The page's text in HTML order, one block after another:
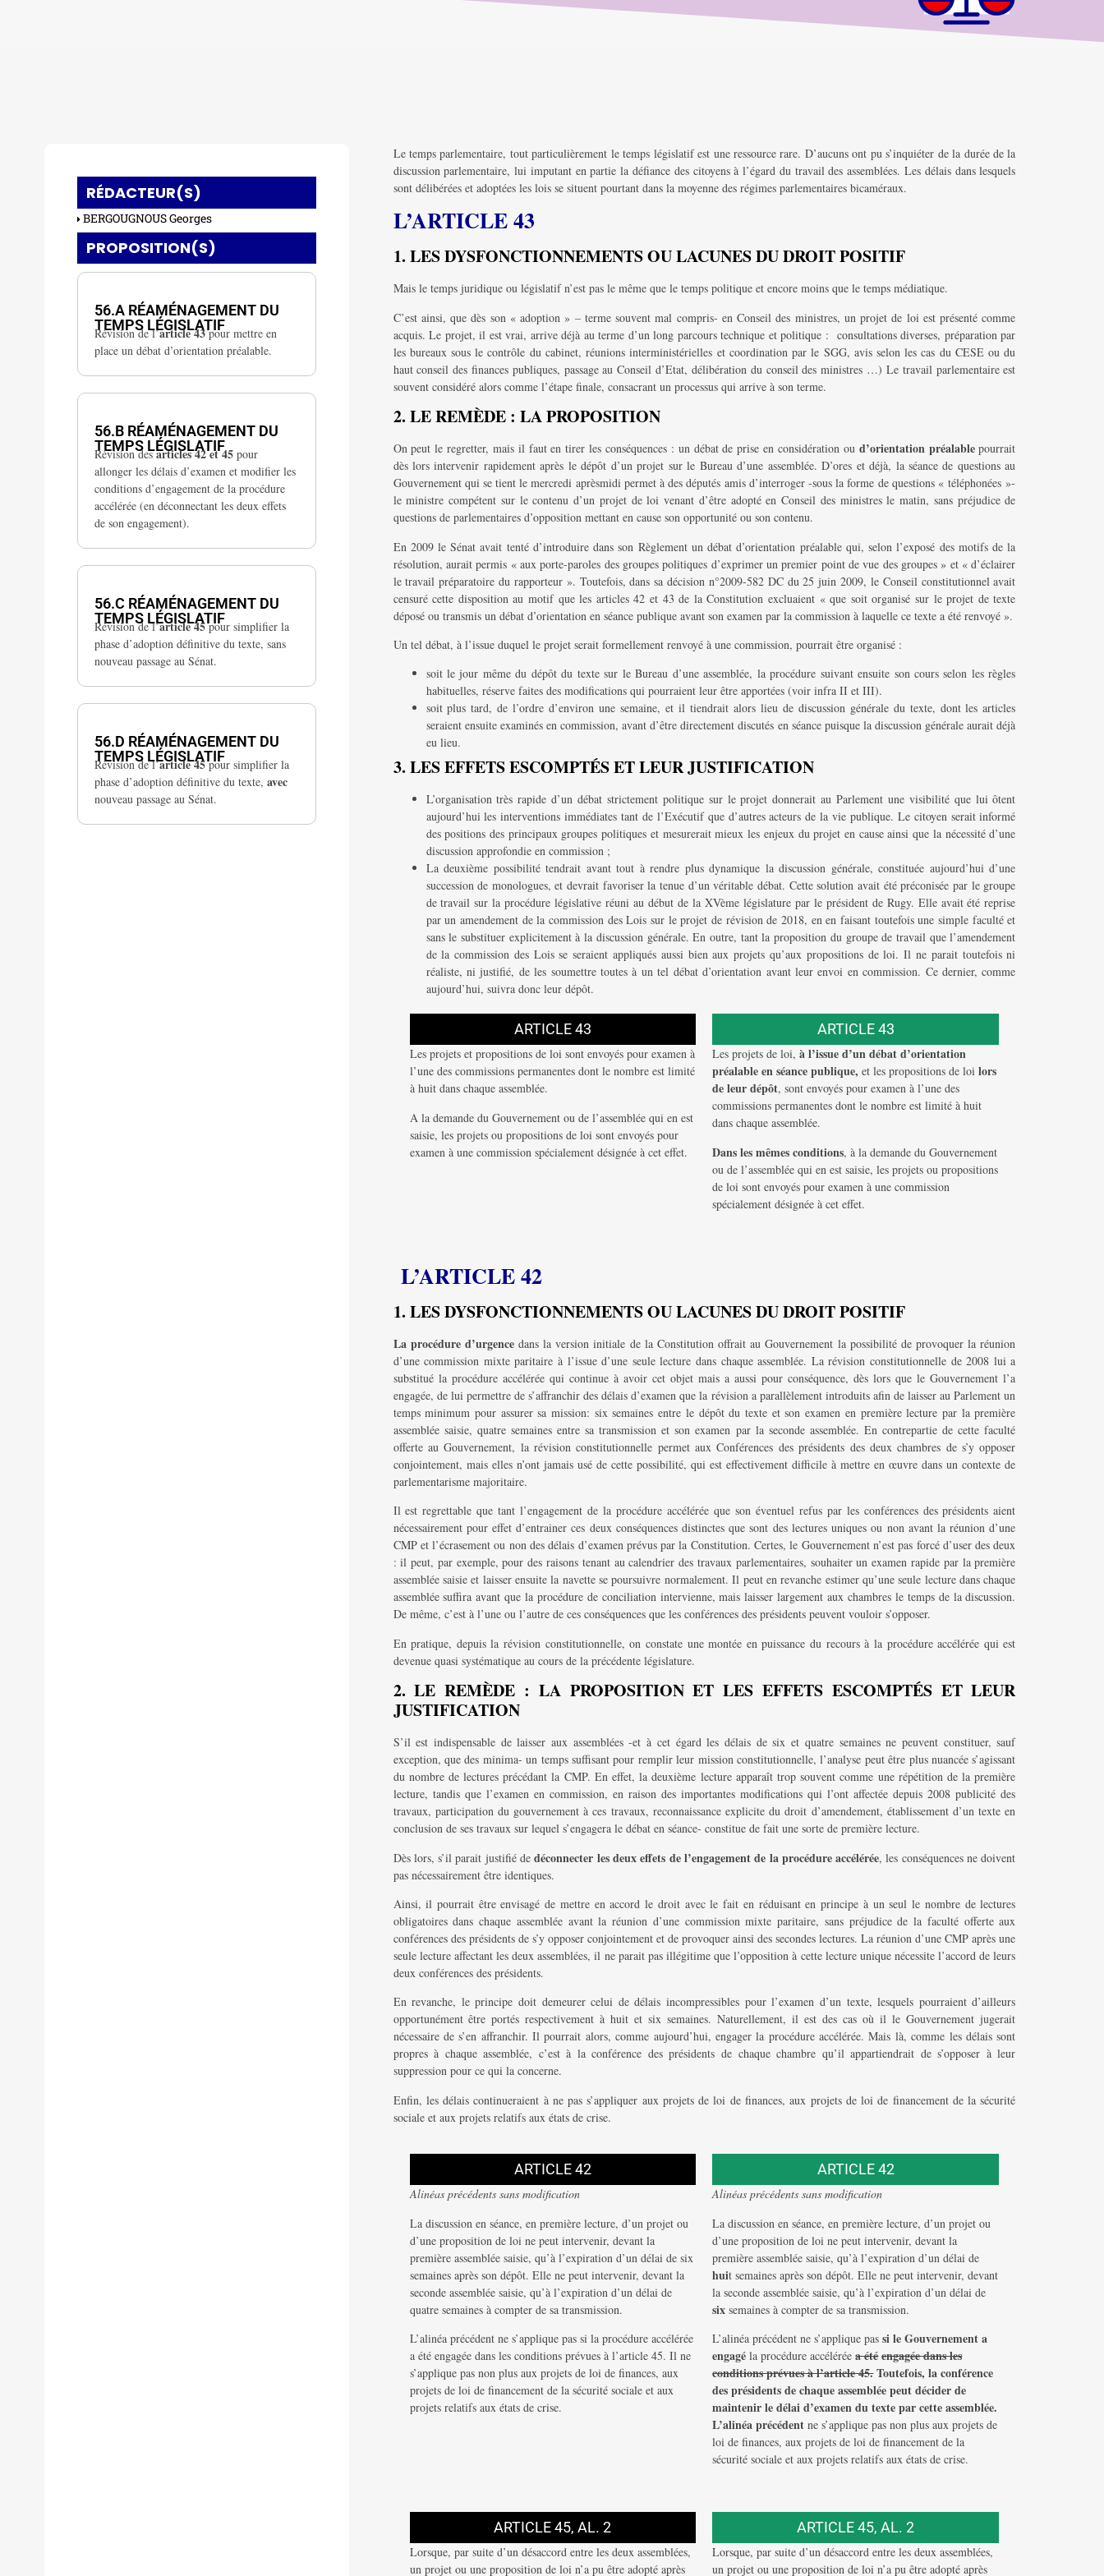
RÉDACTEUR(S)
BERGOUGNOUS Georges
PROPOSITION(S)
56.A RÉAMÉNAGEMENT DU
TEMPS LÉGISLATIF
Révision de l’article 43pour mettre en
place un débat d’orientation préalable.
56.B RÉAMÉNAGEMENT DU
TEMPS LÉGISLATIF
Révision desarticles 42 et 45pour
allonger les délais d’examen et modifier les
conditions d’engagement de la procédure
accélérée (en déconnectant les deux effets
de son engagement).
56.C RÉAMÉNAGEMENT DU
TEMPS LÉGISLATIF
Révision de l’article 45pour simplifier la
phase d’adoption définitive du texte, sans
nouveau passage au Sénat.
56.D RÉAMÉNAGEMENT DU
TEMPS LÉGISLATIF
Révision de l’article 45pour simplifier la
phase d’adoption définitive du texte, avec
nouveau passage au Sénat.
Le temps parlementaire, tout particulièrement le temps législatif est une ressource rare. D’aucuns ont pu s’inquiéter de la durée de la
discussion parlementaire, lui imputant en partie la défiance des citoyens à l’égard du travail des assemblées. Les délais dans lesquels
sont délibérées et adoptées les lois se situent pourtant dans la moyenne des régimes parlementaires bicaméraux.
L’ARTICLE 43
1. LES DYSFONCTIONNEMENTS OU LACUNES DU DROIT POSITIF
Mais le temps juridique ou législatif n’est pas le même que le temps politique et encore moins que le temps médiatique.
C’est ainsi, que dès son « adoption » – terme souvent mal compris- en Conseil des ministres, un projet de loi est présenté comme
acquis. Le projet, il est vrai, arrive déjà au terme d’un long parcours technique et politique : consultations diverses, préparation par
les bureaux sous le contrôle du cabinet, réunions interministérielles et coordination par le SGG, avis selon les cas du CESE ou du
haut conseil des finances publiques, passage au Conseil d’Etat, délibération du conseil des ministres …) Le travail parlementaire est
souvent considéré alors comme l’étape finale, consacrant un processus qui arrive à son terme.
2. LE REMÈDE : LA PROPOSITION
On peut le regretter, mais il faut en tirer les conséquences : un débat de prise en considération oud’orientation préalablepourrait
dès lors intervenir rapidement après le dépôt d’un projet sur le Bureau d’une assemblée. D’ores et déjà, la séance de questions au
Gouvernement qui se tient le mercredi aprèsmidi permet à des députés amis d’interroger -sous la forme de questions « téléphonées »-
le ministre compétent sur le contenu d’un projet de loi venant d’être adopté en Conseil des ministres le matin, sans préjudice de
questions de parlementaires d’opposition mettant en cause son opportunité ou son contenu.
En 2009 le Sénat avait tenté d’introduire dans son Règlement un débat d’orientation préalable qui, selon l’exposé des motifs de la
résolution, aurait permis « aux porte-paroles des groupes politiques d’exprimer un premier point de vue des groupes » et « d’éclairer
le travail préparatoire du rapporteur ». Toutefois, dans sa décision n°2009-582 DC du 25 juin 2009, le Conseil constitutionnel avait
censuré cette disposition au motif que les articles 42 et 43 de la Constitution excluaient « que soit organisé sur le projet de texte
déposé ou transmis un débat d’orientation en séance publique avant son examen par la commission à laquelle ce texte a été renvoyé ».
Un tel débat, à l’issue duquel le projet serait formellement renvoyé à une commission, pourrait être organisé :
soit le jour même du dépôt du texte sur le Bureau d’une assemblée, la procédure suivant ensuite son cours selon les règles
habituelles, réserve faites des modifications qui pourraient leur être apportées (voir infra II et III).
soit plus tard, de l’ordre d’environ une semaine, et il tiendrait alors lieu de discussion générale du texte, dont les articles
seraient ensuite examinés en commission, avant d’être directement discutés en séance puisque la discussion générale aurait déjà
eu lieu.
3. LES EFFETS ESCOMPTÉS ET LEUR JUSTIFICATION
L’organisation très rapide d’un débat strictement politique sur le projet donnerait au Parlement une visibilité que lui ôtent
aujourd’hui les interventions immédiates tant de l’Exécutif que d’autres acteurs de la vie publique. Le citoyen serait informé
des positions des principaux groupes politiques et mesurerait mieux les enjeux du projet en cause ainsi que la nécessité d’une
discussion approfondie en commission ;
La deuxième possibilité tendrait avant tout à rendre plus dynamique la discussion générale, constituée aujourd’hui d’une
succession de monologues, et devrait favoriser la tenue d’un véritable débat. Cette solution avait été préconisée par le groupe
de travail sur la procédure législative réuni au début de la XVème législature par le président de Rugy. Elle avait été reprise
par un amendement de la commission des Lois sur le projet de révision de 2018, en en faisant toutefois une simple faculté et
sans le substituer explicitement à la discussion générale. En outre, tant la proposition du groupe de travail que l’amendement
de la commission des Lois se seraient appliqués aussi bien aux projets qu’aux propositions de loi. Il ne parait toutefois ni
réaliste, ni justifié, de les soumettre toutes à un tel débat d’orientation avant leur envoi en commission. Ce dernier, comme
aujourd’hui, suivra donc leur dépôt.
ARTICLE 43
Les projets et propositions de loi sont envoyés pour examen à
l’une des commissions permanentes dont le nombre est limité
à huit dans chaque assemblée.
A la demande du Gouvernement ou de l’assemblée qui en est
saisie, les projets ou propositions de loi sont envoyés pour
examen à une commission spécialement désignée à cet effet.
ARTICLE 43
Les projets de loi, à l’issue d’un débat d’orientation
préalable en séance publique, et les propositions de loilors
de leur dépôt, sont envoyés pour examen à l’une des
commissions permanentes dont le nombre est limité à huit
dans chaque assemblée.
Dans les mêmes conditions, à la demande du Gouvernement
ou de l’assemblée qui en est saisie, les projets ou propositions
de loi sont envoyés pour examen à une commission
spécialement désignée à cet effet.
L’ARTICLE 42
1. LES DYSFONCTIONNEMENTS OU LACUNES DU DROIT POSITIF
La procédure d’urgencedans la version initiale de la Constitution offrait au Gouvernement la possibilité de provoquer la réunion
d’une commission mixte paritaire à l’issue d’une seule lecture dans chaque assemblée. La révision constitutionnelle de 2008 lui a
substitué la procédure accélérée qui continue à avoir cet objet mais a aussi pour conséquence, dès lors que le Gouvernement l’a
engagée, de lui permettre de s’affranchir des délais d’examen que la révision a parallèlement introduits afin de laisser au Parlement un
temps minimum pour assurer sa mission: six semaines entre le dépôt du texte et son examen en première lecture par la première
assemblée saisie, quatre semaines entre sa transmission et son examen par la seconde assemblée. En contrepartie de cette faculté
offerte au Gouvernement, la révision constitutionnelle permet aux Conférences des présidents des deux chambres de s’y opposer
conjointement, mais elles n’ont jamais usé de cette possibilité, qui est effectivement difficile à mettre en œuvre dans un contexte de
parlementarisme majoritaire.
Il est regrettable que tant l’engagement de la procédure accélérée que son éventuel refus par les conférences des présidents aient
nécessairement pour effet d’entrainer ces deux conséquences distinctes que sont des lectures uniques ou non avant la réunion d’une
CMP et l’écrasement ou non des délais d’examen prévus par la Constitution. Certes, le Gouvernement n’est pas forcé d’user des deux
: il peut, par exemple, pour des raisons tenant au calendrier des travaux parlementaires, souhaiter un examen rapide par la première
assemblée saisie et laisser ensuite la navette se poursuivre normalement. Il peut en revanche estimer qu’une seule lecture dans chaque
assemblée suffira avant que la procédure de conciliation intervienne, mais laisser largement aux chambres le temps de la discussion.
De même, c’est à l’une ou l’autre de ces conséquences que les conférences des présidents peuvent vouloir s’opposer.
En pratique, depuis la révision constitutionnelle, on constate une montée en puissance du recours à la procédure accélérée qui est
devenue quasi systématique au cours de la précédente législature.
2. LE REMÈDE : LA PROPOSITION ET LES EFFETS ESCOMPTÉS ET LEUR
JUSTIFICATION
S’il est indispensable de laisser aux assemblées -et à cet égard les délais de six et quatre semaines ne peuvent constituer, sauf
exception, que des minima- un temps suffisant pour remplir leur mission constitutionnelle, l’analyse peut être plus nuancée s’agissant
du nombre de lectures précédant la CMP. En effet, la deuxième lecture apparaît trop souvent comme une répétition de la première
lecture, tandis que l’examen en commission, en raison des importantes modifications qui l’ont affectée depuis 2008 publicité des
travaux, participation du gouvernement à ces travaux, reconnaissance explicite du droit d’amendement, établissement d’un texte en
conclusion de ses travaux sur lequel s’engagera le débat en séance- constitue de fait une sorte de première lecture.
Dès lors, s’il parait justifié dedéconnecter les deux effets de l’engagement de la procédure accélérée, les conséquences ne doivent
pas nécessairement être identiques.
Ainsi, il pourrait être envisagé de mettre en accord le droit avec le fait en réduisant en principe à un seul le nombre de lectures
obligatoires dans chaque assemblée avant la réunion d’une commission mixte paritaire, sans préjudice de la faculté offerte aux
conférences des présidents de s’y opposer conjointement et de provoquer ainsi des secondes lectures. La réunion d’une CMP après une
seule lecture affectant les deux assemblées, il ne parait pas illégitime que l’opposition à cette lecture unique nécessite l’accord de leurs
deux conférences des présidents.
En revanche, le principe doit demeurer celui de délais incompressibles pour l’examen d’un texte, lesquels pourraient d’ailleurs
opportunément être portés respectivement à huit et six semaines. Naturellement, il est des cas où il le Gouvernement jugerait
nécessaire de s’en affranchir. Il pourrait alors, comme aujourd’hui, engager la procédure accélérée. Mais là, comme les délais sont
propres à chaque assemblée, c’est à la conférence des présidents de chaque chambre qu’il appartiendrait de s’opposer à leur
suppression pour ce qui la concerne.
Enfin, les délais continueraient à ne pas s’appliquer aux projets de loi de finances, aux projets de loi de financement de la sécurité
sociale et aux projets relatifs aux états de crise.
ARTICLE 42
Alinéas précédents sans modification
La discussion en séance, en première lecture, d’un projet ou
d’une proposition de loi ne peut intervenir, devant la
première assemblée saisie, qu’à l’expiration d’un délai de six
semaines après son dépôt. Elle ne peut intervenir, devant la
seconde assemblée saisie, qu’à l’expiration d’un délai de
quatre semaines à compter de sa transmission.
L’alinéa précédent ne s’applique pas si la procédure accélérée
a été engagée dans les conditions prévues à l’article 45. Il ne
s’applique pas non plus aux projets de loi de finances, aux
projets de loi de financement de la sécurité sociale et aux
projets relatifs aux états de crise.
ARTICLE 42
Alinéas précédents sans modification
La discussion en séance, en première lecture, d’un projet ou
d’une proposition de loi ne peut intervenir, devant la
première assemblée saisie, qu’à l’expiration d’un délai de
huit semaines après son dépôt. Elle ne peut intervenir, devant
la seconde assemblée saisie, qu’à l’expiration d’un délai de
six semaines à compter de sa transmission.
L’alinéa précédent ne s’applique passi le Gouvernement a
engagé la procédure accéléréea étéengagée dans les
conditions prévues à l’article 45.Toutefois, la conférence
des présidents de chaque assemblée peut décider de
maintenir le délai d’examen du texte par cette assemblée.
L’alinéa précédent ne s’applique pas non plus aux projets de
loi de finances, aux projets de loi de financement de la
sécurité sociale et aux projets relatifs aux états de crise.
ARTICLE 45, AL. 2
Lorsque, par suite d’un désaccord entre les deux assemblées,
un projet ou une proposition de loi n’a pu être adopté après
ARTICLE 45, AL. 2
Lorsque, par suite d’un désaccord entre les deux assemblées,
un projet ou une proposition de loi n’a pu être adopté après